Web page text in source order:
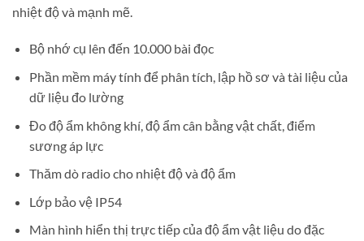
nhiệt độ và mạnh mẽ.
Bộ nhớ cụ lên đến 10.000 bài đọc
Phần mềm máy tính để phân tích, lập hồ sơ và tài liệu của
dữ liệu đo lường
Đo độ ẩm không khí, độ ẩm cân bằng vật chất, điểm
sương áp lực
Thăm dò radio cho nhiệt độ và độ ẩm
Lớp bảo vệ IP54
Màn hình hiển thị trực tiếp của độ ẩm vật liệu do đặc